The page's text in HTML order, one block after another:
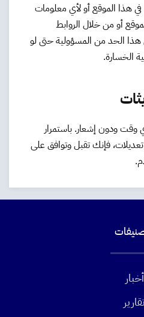
هذا الموقع أو لأي معلومات
أو من خلال الروابط
هذا الحد من المسؤولية حتى لو
الخسارة.
وقت ودون إشعار. باستمرار
فإنك تقبل وتوافق على
أخبار